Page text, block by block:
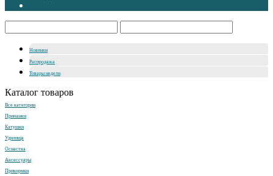
Новинки
Распродажа
Товары недели
Каталог товаров
Все категории
Приманки
Катушки
Удилища
Оснастка
Аксессуары
Прикормки